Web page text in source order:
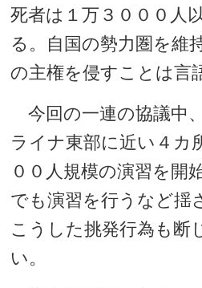
死者は１万３０００人
る。自国の勢力圏を維
の主権を侵すことは言
今回の一連の協議中
ライナ東部に近い４カ
００人規模の演習を開
でも演習を行うなど揺
こうした挑発行為も断
い。